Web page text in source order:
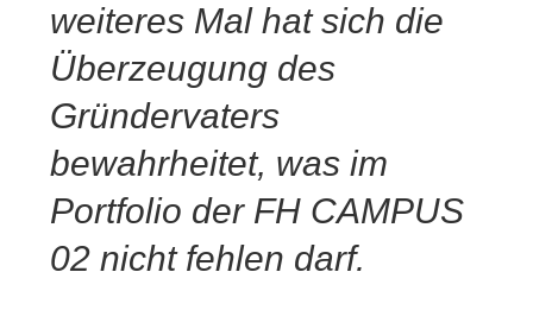
weiteres Mal hat sich die
Überzeugung des
Gründervaters
bewahrheitet, was im
Portfolio der FH CAMPUS
02 nicht fehlen darf.